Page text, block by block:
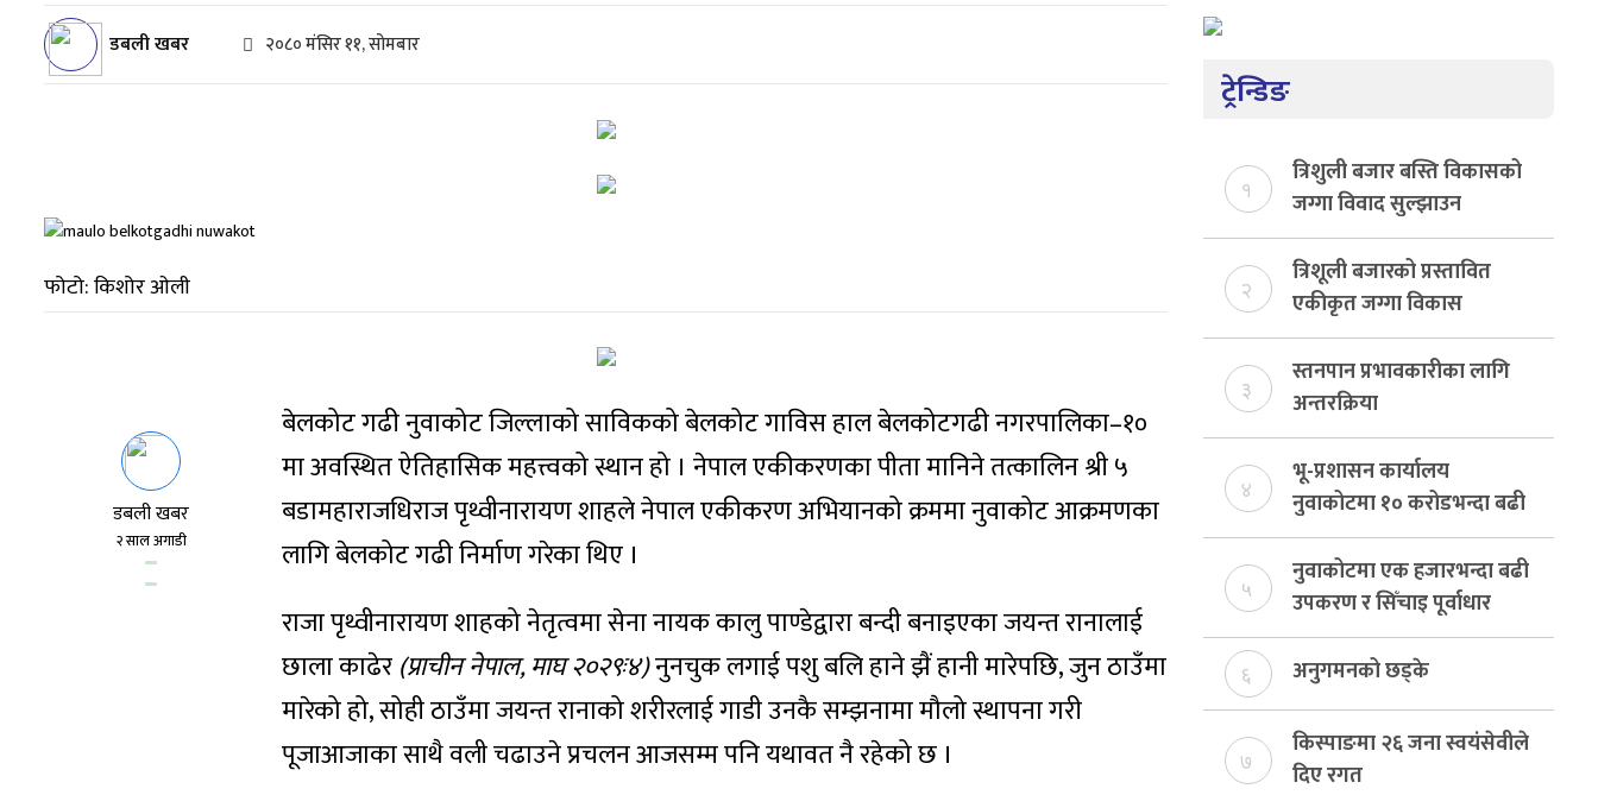
डबली खबर २०८० मंसिर ११, सोमबार
फोटो: किशोर ओली
डबली खबर
२ साल अगाडी
बेलकोट गढी नुवाकोट जिल्लाको साविकको बेलकोट गाविस हाल बेलकोटगढी नगरपालिका–१०
मा अवस्थित ऐतिहासिक महत्त्वको स्थान हो । नेपाल एकीकरणका पीता मानिने तत्कालिन श्री ५
बडामहाराजधिराज पृथ्वीनारायण शाहले नेपाल एकीकरण अभियानको क्रममा नुवाकोट आक्रमणका
लागि बेलकोट गढी निर्माण गरेका थिए ।
राजा पृथ्वीनारायण शाहको नेतृत्वमा सेना नायक कालु पाण्डेद्वारा बन्दी बनाइएका जयन्त रानालाई
छाला काढेर(प्राचीन नेपाल, माघ २०२९ः४)नुनचुक लगाई पशु बलि हाने झैं हानी मारेपछि, जुन ठाउँमा
मारेको हो, सोही ठाउँमा जयन्त रानाको शरीरलाई गाडी उनकै सम्झनामा मौलो स्थापना गरी
पूजाआजाका साथै वली चढाउने प्रचलन आजसम्म पनि यथावत नै रहेको छ ।
ट्रेन्डिङ
१
त्रिशुली बजार बस्ति विकासको
जग्गा विवाद सुल्झाउन
संयोजक तोकियो
२
त्रिशूली बजारको प्रस्तावित
एकीकृत जग्गा विकास
योजनाको जग्गा विवादमा
किन?, बस्ति विकास दर्ता नभए
समिति विघटन हुने
३
स्तनपान प्रभावकारीका लागि
अन्तरक्रिया
४
भू-प्रशासन कार्यालय
नुवाकोटमा १० करोडभन्दा बढी
राजस्व संकलन, ७४ प्रतिशत
बेरुजु फर्छयौट
५
नुवाकोटमा एक हजारभन्दा बढी
उपकरण र सिँचाइ पूर्वाधार
निर्माण
६ अनुगमनको छड्के
७
किस्पाङमा २६ जना स्वयंसेवीले
दिए रगत